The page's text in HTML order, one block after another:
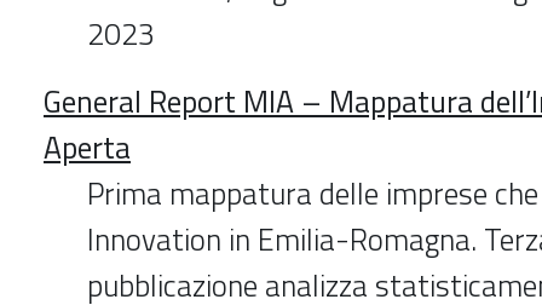
2023
General Report MIA – Mappatura
Aperta
Prima mappatura delle imprese
Innovation in Emilia-Romagna.
pubblicazione analizza